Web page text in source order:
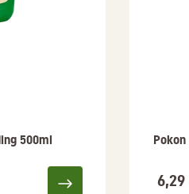
500ml
6,29